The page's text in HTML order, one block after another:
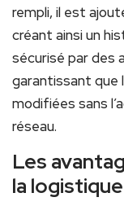
rempli, il est
créant‍ ainsi un
sécurisé par des
garantissant que
modifiées sans
réseau.
Les
la logistique